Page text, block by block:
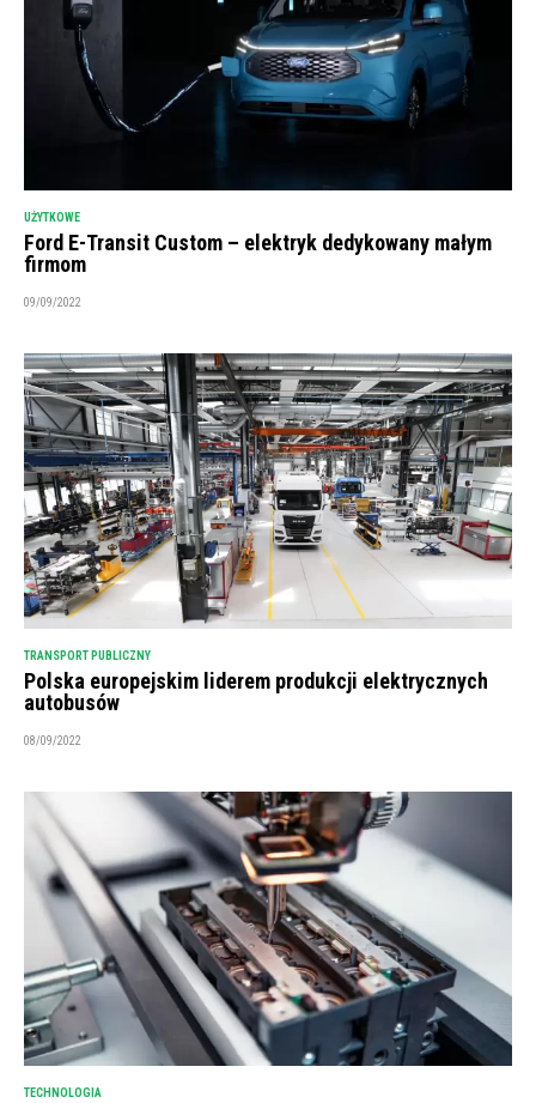
UŻYTKOWE
Ford E-Transit Custom – elektryk dedykowany małym
firmom
09/09/2022
TRANSPORT PUBLICZNY
Polska europejskim liderem produkcji elektrycznych
autobusów
08/09/2022
TECHNOLOGIA